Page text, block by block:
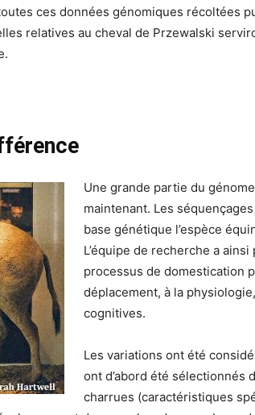
ces données génomiques récoltées
relatives au cheval de Przewalski
Une grande partie du
maintenant. Les
base génétique l’espèce
L’équipe de recherche a
processus de domestication
déplacement, à la
cognitives.
Les variations ont été
ont d’abord été sélectionnés
charrues (caractéristiques